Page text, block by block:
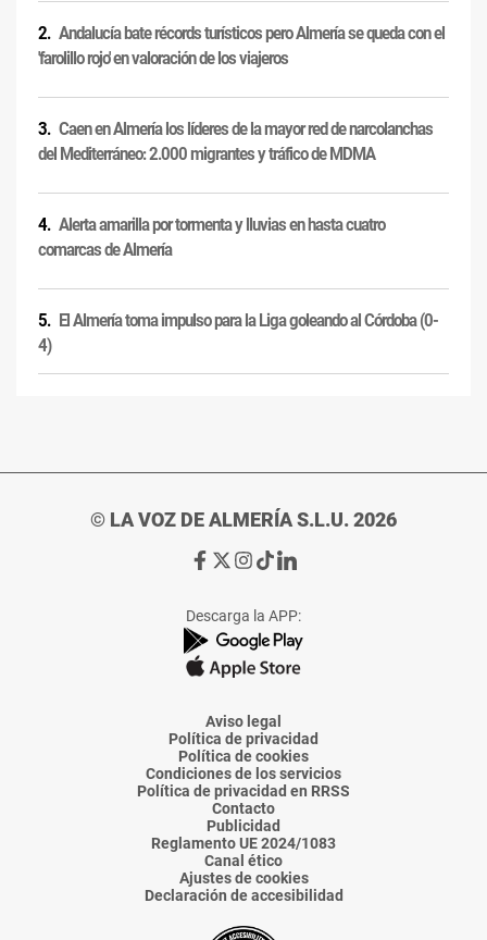
Andalucía bate récords turísticos pero Almería se queda con el
'farolillo rojo' en valoración de los viajeros
Caen en Almería los líderes de la mayor red de narcolanchas
del Mediterráneo: 2.000 migrantes y tráfico de MDMA
Alerta amarilla por tormenta y lluvias en hasta cuatro
comarcas de Almería
El Almería toma impulso para la Liga goleando al Córdoba (0-
4)
© LA VOZ DE ALMERÍA S.L.U. 2026
Ir
de
La
Voz
Almería
Ir
de
La
Voz
Almería
Ir
de
La
Voz
Almería
Ir
de
La
Voz
Almería
Ir
de
La
Voz
Descarga la APP:
Aviso legal
Política de privacidad
Política de cookies
Condiciones de los servicios
Política de privacidad en RRSS
Contacto
Publicidad
Reglamento UE 2024/1083
Canal ético
Ajustes de cookies
Declaración de accesibilidad